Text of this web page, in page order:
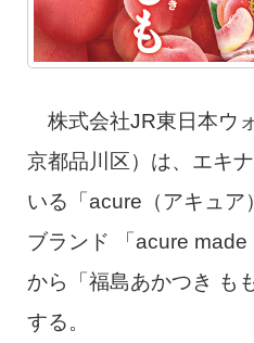
株式会社JR東日本ウ
京都品川区）は、エキ
いる「acure（アキュア
ブランド 「acure made
から「福島あかつき も
する。